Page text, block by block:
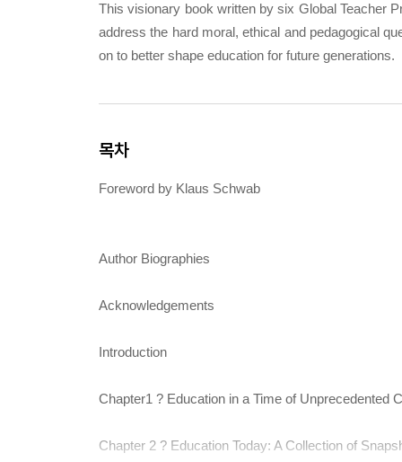
This visionary book written by six Global Teacher
address the hard moral, ethical and pedagogical
on to better shape education for future generations.
목차
Foreword by Klaus Schwab
Author Biographies
Acknowledgements
Introduction
Chapter1 ? Education in a Time of Unprecedented
Chapter 2 ? Education Today: A Collection of